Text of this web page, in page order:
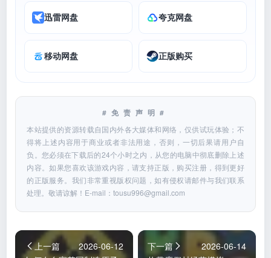
迅雷网盘 夸克网盘
移动网盘 正版购买
#免责声明#
本站提供的资源转载自国内外各大媒体和网络，仅供试玩体验；不
得将上述内容用于商业或者非法用途，否则，一切后果请用户自
负。您必须在下载后的24个小时之内，从您的电脑中彻底删除上述
内容。如果您喜欢该游戏内容，请支持正版，购买注册，得到更好
的正版服务。我们非常重视版权问题，如有侵权请邮件与我们联系
处理。敬请谅解！E-mail：tousu996@gmail.com
上一篇
2026-06-12
下一篇
2026-06-14